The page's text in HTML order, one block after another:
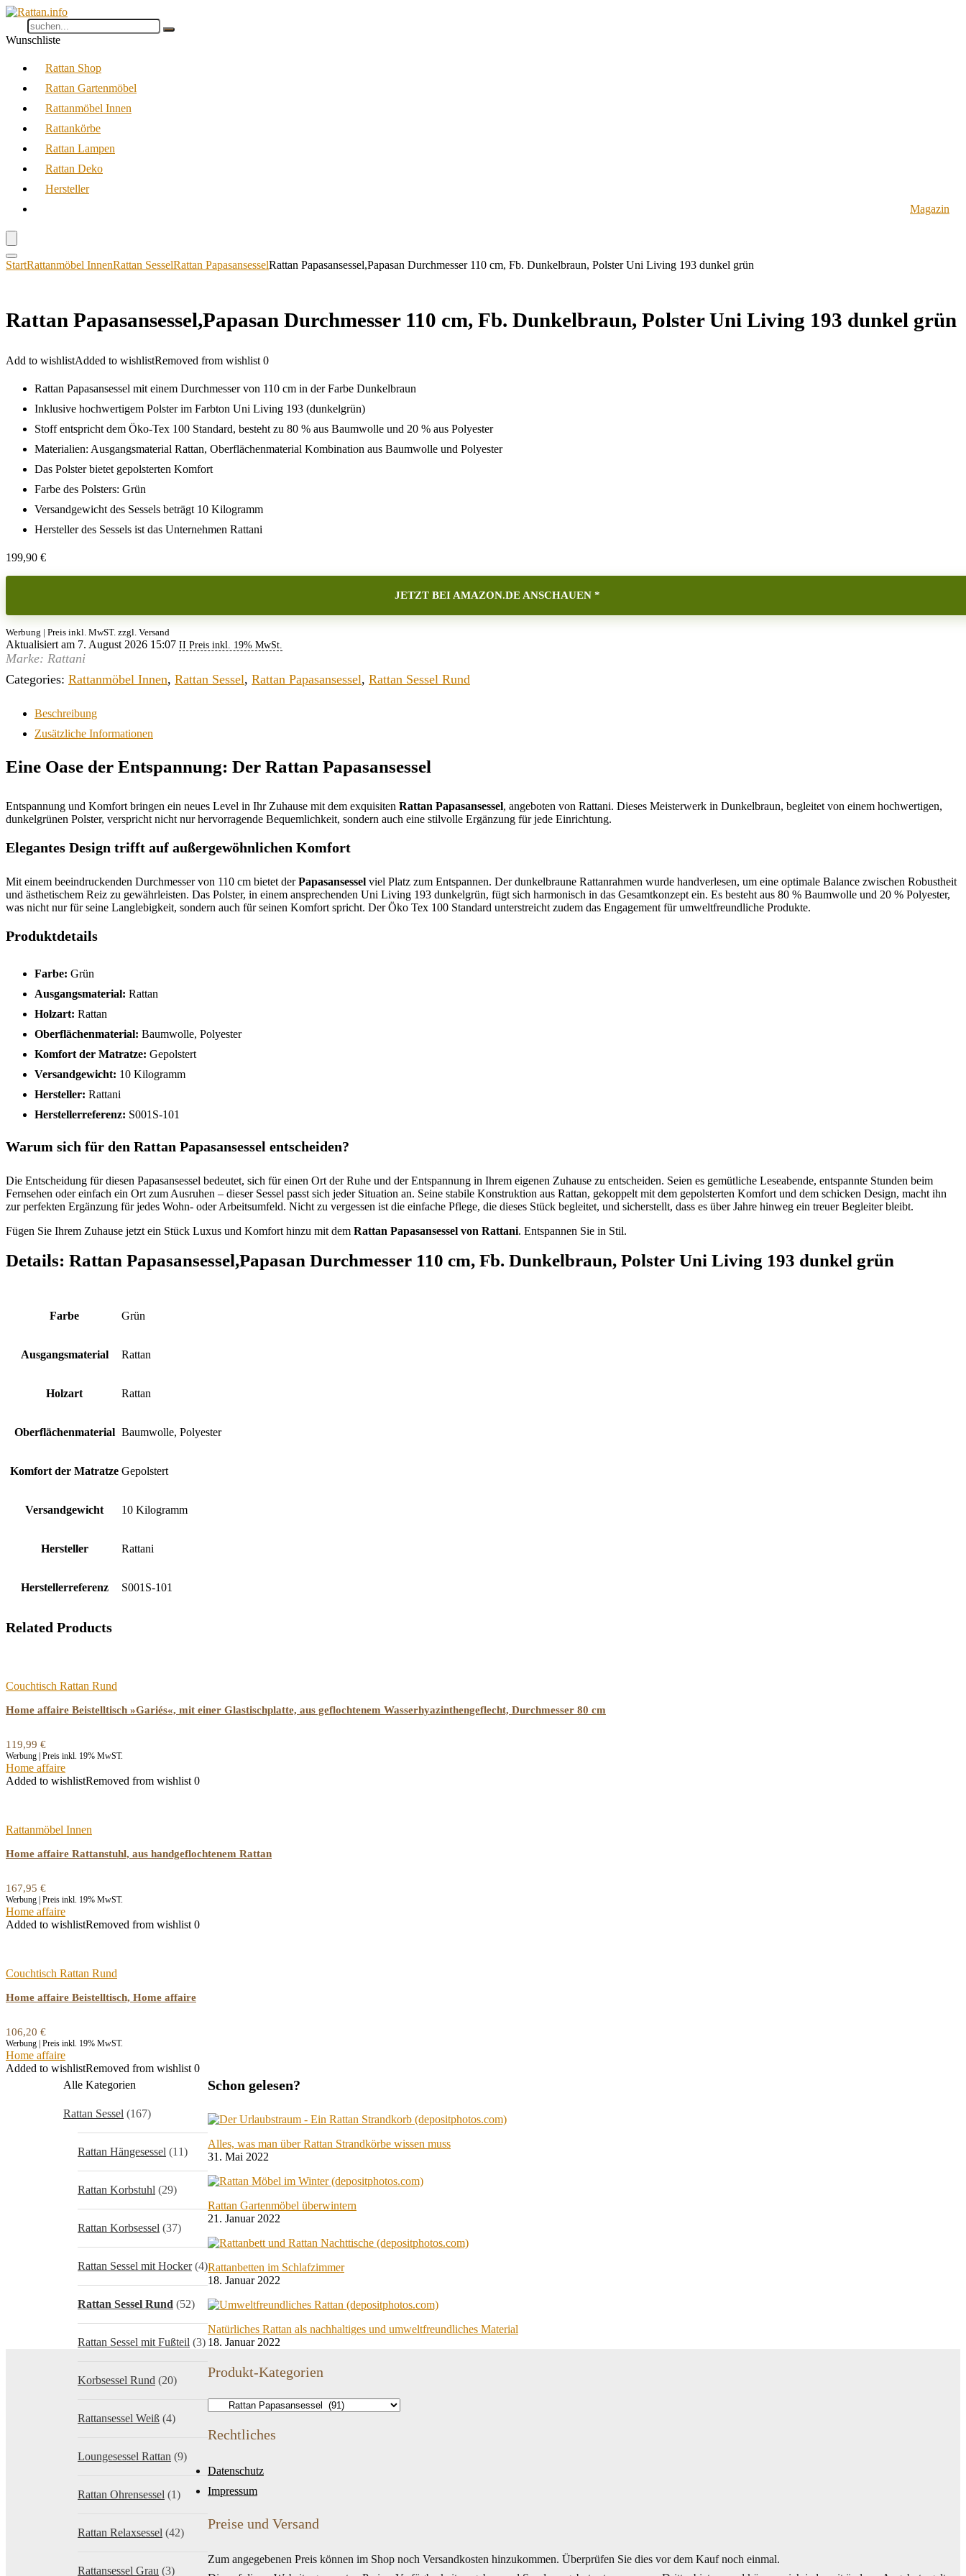
Wunschliste
Rattan Shop
Rattan Gartenmöbel
Rattanmöbel Innen
Rattankörbe
Rattan Lampen
Rattan Deko
Hersteller
Magazin
StartRattanmöbel InnenRattan SesselRattan PapasansesselRattan Papasansessel,Papasan Durchmesser 110 cm, Fb. Dunkelbraun, Polster Uni Living 193 dunkel grün
Rattan Papasansessel,Papasan Durchmesser 110 cm, Fb. Dunkelbraun, Polster Uni Living 193 dunkel grün
Add to wishlistAdded to wishlistRemoved from wishlist 0
Rattan Papasansessel mit einem Durchmesser von 110 cm in der Farbe Dunkelbraun
Inklusive hochwertigem Polster im Farbton Uni Living 193 (dunkelgrün)
Stoff entspricht dem Öko-Tex 100 Standard, besteht zu 80 % aus Baumwolle und 20 % aus Polyester
Materialien: Ausgangsmaterial Rattan, Oberflächenmaterial Kombination aus Baumwolle und Polyester
Das Polster bietet gepolsterten Komfort
Farbe des Polsters: Grün
Versandgewicht des Sessels beträgt 10 Kilogramm
Hersteller des Sessels ist das Unternehmen Rattani
199,90 €
JETZT BEI AMAZON.DE ANSCHAUEN *
Werbung | Preis inkl. MwST. zzgl. Versand
Aktualisiert am 7. August 2026 15:07 II Preis inkl. 19% MwSt.
Marke: Rattani
Categories: Rattanmöbel Innen, Rattan Sessel, Rattan Papasansessel, Rattan Sessel Rund
Beschreibung
Zusätzliche Informationen
Eine Oase der Entspannung: Der Rattan Papasansessel
Entspannung und Komfort bringen ein neues Level in Ihr Zuhause mit dem exquisiten Rattan Papasansessel, angeboten von Rattani. Dieses Meisterwerk in Dunkelbraun, begleitet von einem hochwertigen,
dunkelgrünen Polster, verspricht nicht nur hervorragende Bequemlichkeit, sondern auch eine stilvolle Ergänzung für jede Einrichtung.
Elegantes Design trifft auf außergewöhnlichen Komfort
Mit einem beeindruckenden Durchmesser von 110 cm bietet derPapasansessel viel Platz zum Entspannen. Der dunkelbraune Rattanrahmen wurde handverlesen, um eine optimale Balance zwischen Robustheit
und ästhetischem Reiz zu gewährleisten. Das Polster, in einem ansprechenden Uni Living 193 dunkelgrün, fügt sich harmonisch in das Gesamtkonzept ein. Es besteht aus 80 % Baumwolle und 20 % Polyester,
was nicht nur für seine Langlebigkeit, sondern auch für seinen Komfort spricht. Der Öko Tex 100 Standard unterstreicht zudem das Engagement für umweltfreundliche Produkte.
Produktdetails
Farbe: Grün
Ausgangsmaterial: Rattan
Holzart: Rattan
Oberflächenmaterial: Baumwolle, Polyester
Komfort der Matratze: Gepolstert
Versandgewicht: 10 Kilogramm
Hersteller: Rattani
Herstellerreferenz: S001S-101
Warum sich für den Rattan Papasansessel entscheiden?
Die Entscheidung für diesen Papasansessel bedeutet, sich für einen Ort der Ruhe und der Entspannung in Ihrem eigenen Zuhause zu entscheiden. Seien es gemütliche Leseabende, entspannte Stunden beim
Fernsehen oder einfach ein Ort zum Ausruhen – dieser Sessel passt sich jeder Situation an. Seine stabile Konstruktion aus Rattan, gekoppelt mit dem gepolsterten Komfort und dem schicken Design, macht ihn
zur perfekten Ergänzung für jedes Wohn- oder Arbeitsumfeld. Nicht zu vergessen ist die einfache Pflege, die dieses Stück begleitet, und sicherstellt, dass es über Jahre hinweg ein treuer Begleiter bleibt.
Fügen Sie Ihrem Zuhause jetzt ein Stück Luxus und Komfort hinzu mit dem Rattan Papasansessel von Rattani. Entspannen Sie in Stil.
Details: Rattan Papasansessel,Papasan Durchmesser 110 cm, Fb. Dunkelbraun, Polster Uni Living 193 dunkel grün
Farbe ‎Grün
Ausgangsmaterial ‎Rattan
Holzart ‎Rattan
Oberflächenmaterial ‎Baumwolle, Polyester
Komfort der Matratze ‎Gepolstert
Versandgewicht ‎10 Kilogramm
Hersteller ‎Rattani
Herstellerreferenz ‎S001S-101
Related Products
Couchtisch Rattan Rund
Home affaire Beistelltisch »Gariés«, mit einer Glastischplatte, aus geflochtenem Wasserhyazinthengeflecht, Durchmesser 80 cm
119,99 €
Werbung | Preis inkl. 19% MwST.
Home affaire
Added to wishlistRemoved from wishlist 0
Rattanmöbel Innen
Home affaire Rattanstuhl, aus handgeflochtenem Rattan
167,95 €
Werbung | Preis inkl. 19% MwST.
Home affaire
Added to wishlistRemoved from wishlist 0
Couchtisch Rattan Rund
Home affaire Beistelltisch, Home affaire
106,20 €
Werbung | Preis inkl. 19% MwST.
Home affaire
Added to wishlistRemoved from wishlist 0
Alle Kategorien
Rattan Sessel (167)
Rattan Hängesessel (11)
Rattan Korbstuhl (29)
Rattan Korbsessel (37)
Rattan Sessel mit Hocker (4)
Rattan Sessel Rund (52)
Rattan Sessel mit Fußteil (3)
Korbsessel Rund (20)
Rattansessel Weiß (4)
Loungesessel Rattan (9)
Rattan Ohrensessel (1)
Rattan Relaxsessel (42)
Rattansessel Grau (3)
Schon gelesen?
Alles, was man über Rattan Strandkörbe wissen muss
31. Mai 2022
Rattan Gartenmöbel überwintern
21. Januar 2022
Rattanbetten im Schlafzimmer
18. Januar 2022
Natürliches Rattan als nachhaltiges und umweltfreundliches Material
18. Januar 2022
Produkt-Kategorien
Rechtliches
Datenschutz
Impressum
Preise und Versand
Zum angegebenen Preis können im Shop noch Versandkosten hinzukommen. Überprüfen Sie dies vor dem Kauf noch einmal.